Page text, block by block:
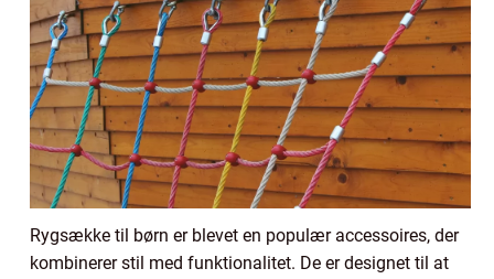
Rygsække til børn er blevet en populær accessoires, der
kombinerer stil med funktionalitet. De er designet til at